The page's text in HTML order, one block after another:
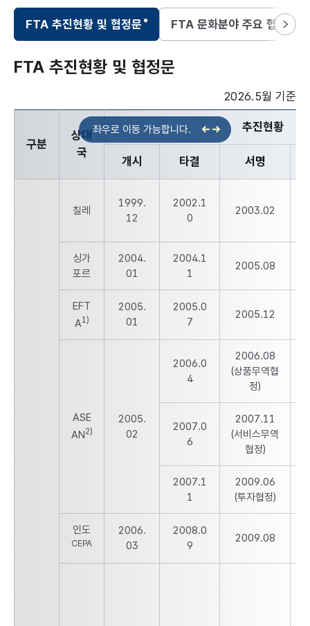
FTA 추진현황 및 협정문
선택됨
FTA 문화분야 주요 협상결과
다음
FTA 추진현황 및 협정문
2026.5월 기준
구분
상대
국
추진현황
개시 타결 서명
칠레
1999.
12
2002.1
0
2003.02
싱가
포르
2004.
01
2004.1
1
2005.08
EFT
A1)
2005.
01
2005.0
7
2005.12
ASE
AN2)
2005.
02
2006.0
4
2006.08
(상품무역협
정)
2007.0
6
2007.11
(서비스무역
협정)
2007.1
1
2009.06
(투자협정)
인도
CEPA
2006.
03
2008.0
9
2009.08